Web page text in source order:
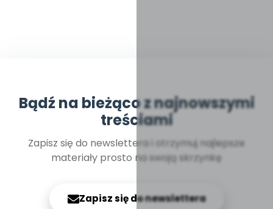
Bądź na bieżąco z najnowszymi
treściami
Zapisz się do newslettera i otrzymuj najlepsze
materiały prosto na swoją skrzynkę
Zapisz się do newslettera